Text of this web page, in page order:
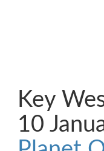
Key
10